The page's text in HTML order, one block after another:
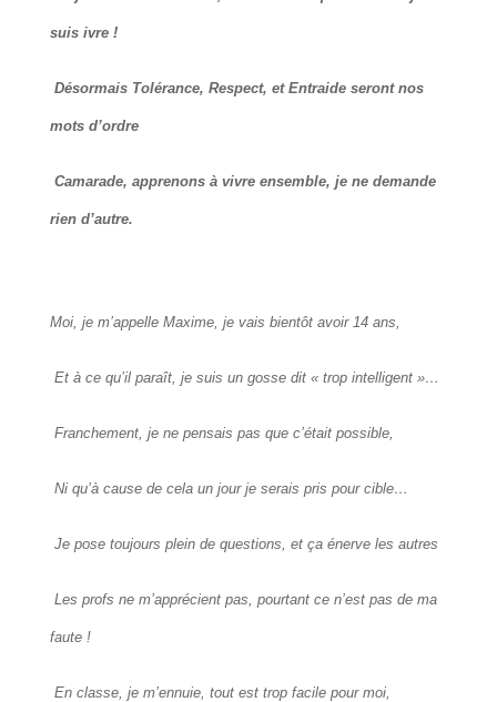
suis ivre !
Désormais Tolérance, Respect, et Entraide seront nos
mots d’ordre
Camarade, apprenons à vivre ensemble, je ne demande
rien d’autre.
Moi, je m’appelle Maxime, je vais bientôt avoir 14 ans,
Et à ce qu’il paraît, je suis un gosse dit « trop intelligent »…
Franchement, je ne pensais pas que c’était possible,
Ni qu’à cause de cela un jour je serais pris pour cible…
Je pose toujours plein de questions, et ça énerve les autres
Les profs ne m’apprécient pas, pourtant ce n’est pas de ma
faute !
En classe, je m’ennuie, tout est trop facile pour moi,